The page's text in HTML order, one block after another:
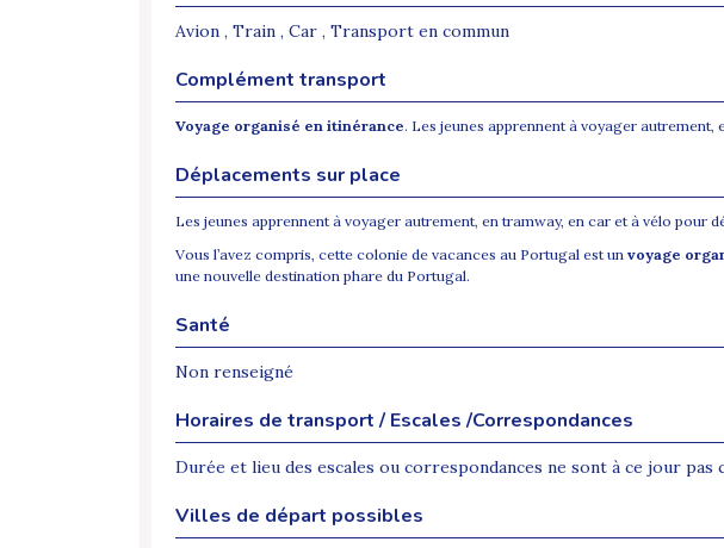
Avion , Train , Car , Transport en commun
Complément transport
Voyage organisé en itinérance. Les jeunes apprennent à voyager autrement,
Déplacements sur place
Les jeunes apprennent à voyager autrement, en tramway, en car et à vélo pour
Vous l’avez compris, cette colonie de vacances au Portugal est un voyage
une nouvelle destination phare du Portugal.
Santé
Non renseigné
Horaires de transport / Escales /Correspondances
Durée et lieu des escales ou correspondances ne sont à ce jour pas
Villes de départ possibles